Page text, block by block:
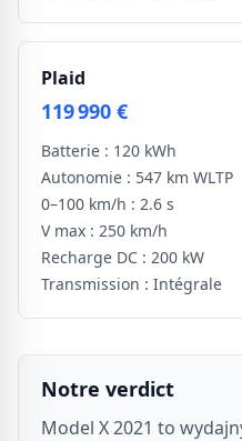
Plaid
119 990 €
Batterie : 120 kWh
Autonomie : 547 km WLTP
0–100 km/h : 2.6 s
V max : 250 km/h
Recharge DC : 200 kW
Transmission : Intégrale
Notre verdict
Model X 2021 to